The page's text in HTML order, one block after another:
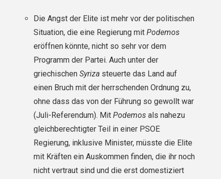
Die Angst der Elite ist mehr vor der politischen
Situation, die eine Regierung mit Podemos
eröffnen könnte, nicht so sehr vor dem
Programm der Partei. Auch unter der
griechischen Syrizasteuerte das Land auf
einen Bruch mit der herrschenden Ordnung zu,
ohne dass das von der Führung so gewollt war
(Juli-Referendum). Mit Podemosals nahezu
gleichberechtigter Teil in einer PSOE
Regierung, inklusive Minister, müsste die Elite
mit Kräften ein Auskommen finden, die ihr noch
nicht vertraut sind und die erst domestiziert